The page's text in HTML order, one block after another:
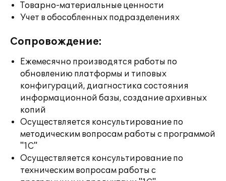
Товарно-материальные ценности
Учет в обособленных подразделениях
Сопровождение:
Ежемесячно производятся работы по
обновлению платформы и типовых
конфигураций, диагностика состояния
информационной базы, создание архивных
копий
Осуществляется консультирование по
методическим вопросам работы с программой
"1С"
Осуществляется консультирование по
техническим вопросам работы с